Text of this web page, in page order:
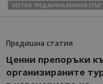
ХОТЕЛ “РЕДЖИНА МАРИЯ СПА”
Предишна статия
Ценни препоръки
организираните